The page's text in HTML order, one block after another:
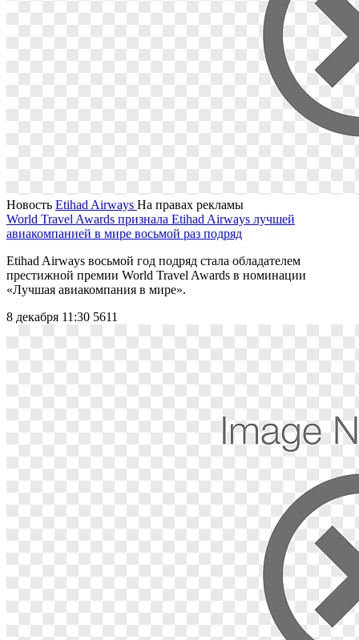
Новость Etihad Airways На правах рекламы
World Travel Awards признала Etihad Airways лучшей
авиакомпанией в мире восьмой раз подряд
Etihad Airways восьмой год подряд стала обладателем
престижной премии World Travel Awards в номинации
«Лучшая авиакомпания в мире».
8 декабря 11:30 5611